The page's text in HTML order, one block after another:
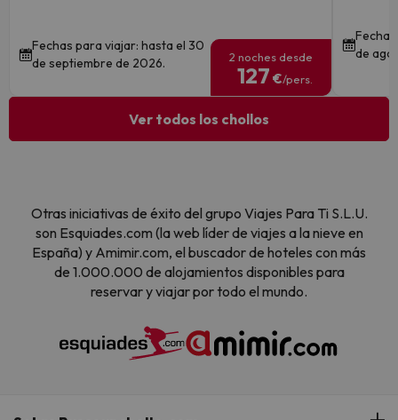
Fechas para viajar: hasta el 30
de septiembre de 2026.
2 noches desde
127 €/pers.
de
Ver todos los chollos
Otras iniciativas de éxito del grupo Viajes Para Ti S.L.U.
son Esquiades.com (la web líder de viajes a la nieve en
España) y Amimir.com, el buscador de hoteles con más
de 1.000.000 de alojamientos disponibles para
reservar y viajar por todo el mundo.